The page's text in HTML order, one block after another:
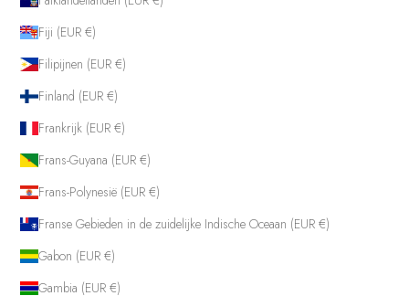
Fiji (EUR €)
Filipijnen (EUR €)
Finland (EUR €)
Frankrijk (EUR €)
Frans-Guyana (EUR €)
Frans-Polynesië (EUR €)
Franse Gebieden in de zuidelijke Indische Oceaan (EUR €)
Gabon (EUR €)
Gambia (EUR €)